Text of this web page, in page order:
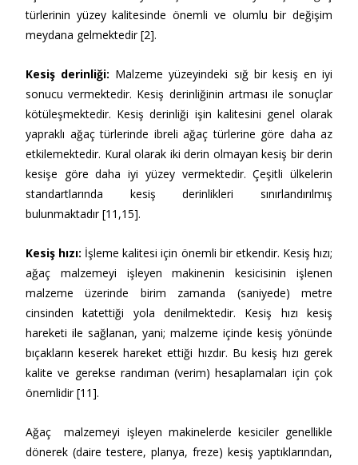
türlerinin yüzey kalitesinde önemli ve olumlu bir değişim
meydana gelmektedir [2].
Kesiş derinliği: Malzeme yüzeyindeki sığ bir kesiş en iyi
sonucu vermektedir. Kesiş derinliğinin artması ile sonuçlar
kötüleşmektedir. Kesiş derinliği işin kalitesini genel olarak
yapraklı ağaç türlerinde ibreli ağaç türlerine göre daha az
etkilemektedir. Kural olarak iki derin olmayan kesiş bir derin
kesişe göre daha iyi yüzey vermektedir. Çeşitli ülkelerin
standartlarında kesiş derinlikleri sınırlandırılmış
bulunmaktadır [11,15].
Kesiş hızı: İşleme kalitesi için önemli bir etkendir. Kesiş hızı;
ağaç malzemeyi işleyen makinenin kesicisinin işlenen
malzeme üzerinde birim zamanda (saniyede) metre
cinsinden katettiği yola denilmektedir. Kesiş hızı kesiş
hareketi ile sağlanan, yani; malzeme içinde kesiş yönünde
bıçakların keserek hareket ettiği hızdır. Bu kesiş hızı gerek
kalite ve gerekse randıman (verim) hesaplamaları için çok
önemlidir [11].
Ağaç malzemeyi işleyen makinelerde kesiciler genellikle
dönerek (daire testere, planya, freze) kesiş yaptıklarından,